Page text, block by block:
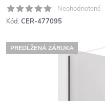
Neohodnotené
Kód: CER-477095
PREDĹŽENÁ ZÁRUKA